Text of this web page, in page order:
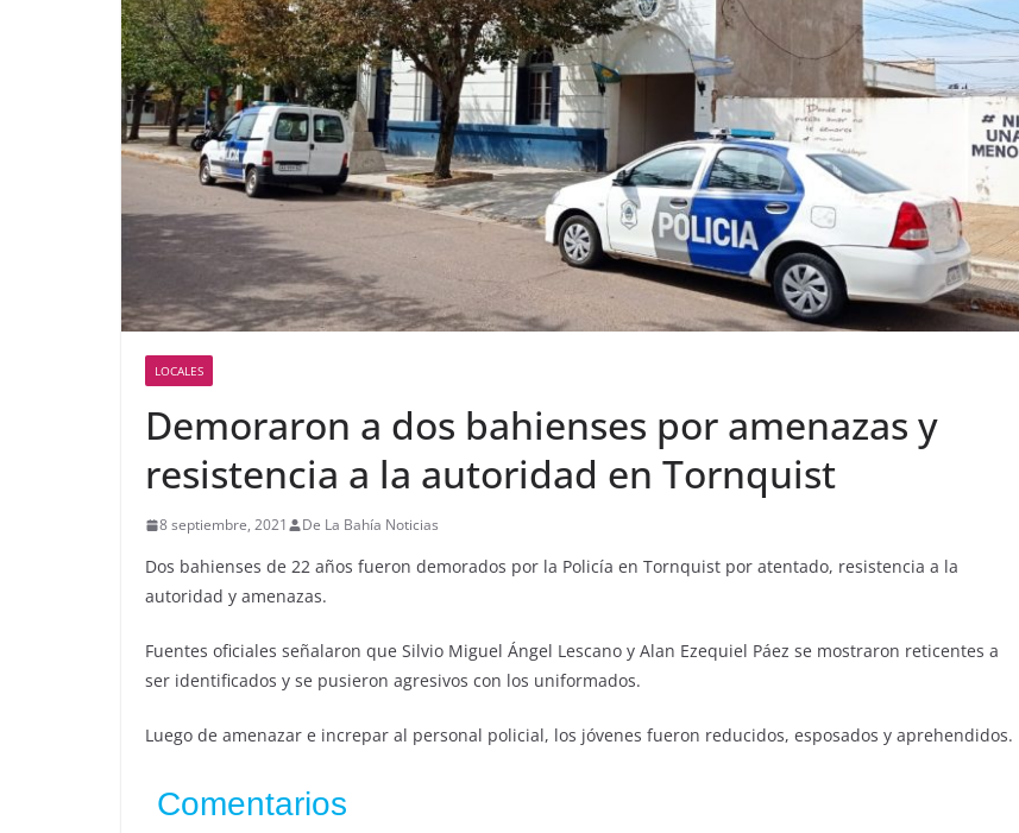
LOCALES
Demoraron a dos bahienses por amenazas y
resistencia a la autoridad en Tornquist
8 septiembre, 2021 De La Bahía Noticias
Dos bahienses de 22 años fueron demorados por la Policía en Tornquist por atentado, resistencia a la
autoridad y amenazas.
Fuentes oficiales señalaron que Silvio Miguel Ángel Lescano y Alan Ezequiel Páez se mostraron reticentes a
ser identificados y se pusieron agresivos con los uniformados.
Luego de amenazar e increpar al personal policial, los jóvenes fueron reducidos, esposados y aprehendidos.
Comentarios